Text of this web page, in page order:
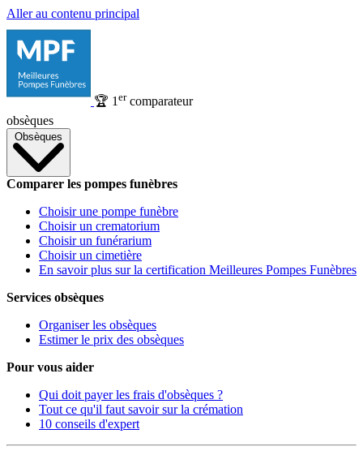
Aller au contenu principal
🏆 1 ercomparateur
obsèques
Obsèques
Comparer les pompes funèbres
Choisir une pompe funèbre
Choisir un crematorium
Choisir un funérarium
Choisir un cimetière
En savoir plus sur la certification Meilleures Pompes Funèbres
Services obsèques
Organiser les obsèques
Estimer le prix des obsèques
Pour vous aider
Qui doit payer les frais d'obsèques ?
Tout ce qu'il faut savoir sur la crémation
10 conseils d'expert